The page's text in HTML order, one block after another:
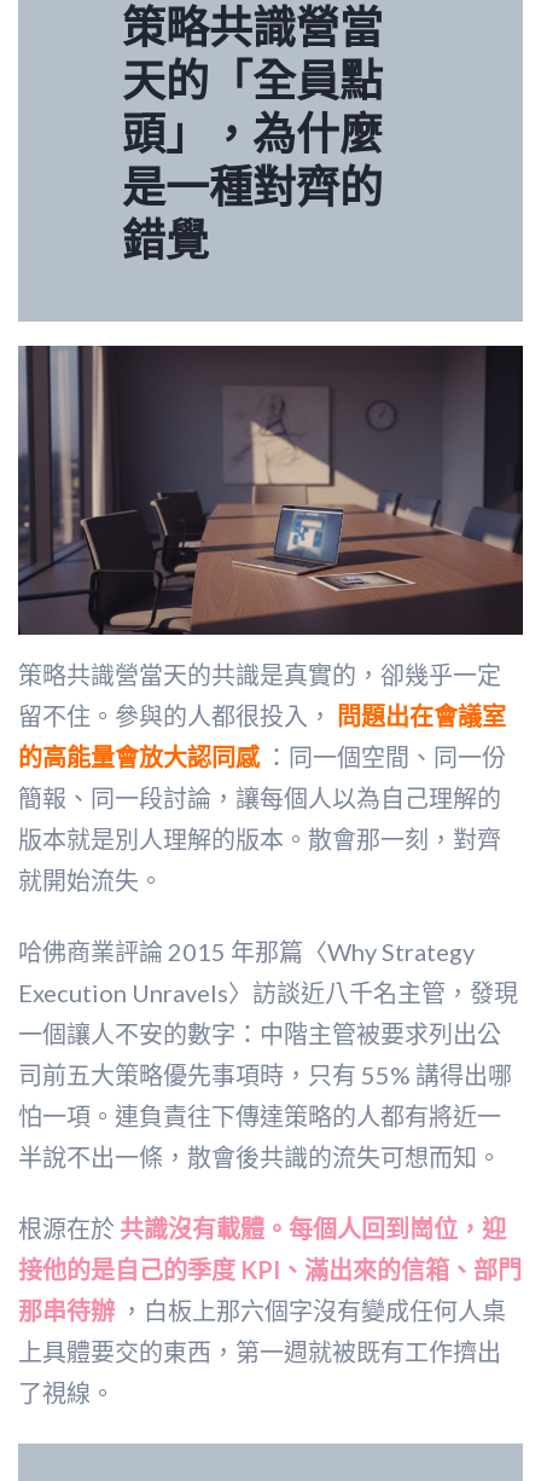
策略共識營當
天的「全員點
頭」，為什麼
是一種對齊的
錯覺
策略共識營當天的共識是真實的，卻幾乎一定
留不住。參與的人都很投入，
問題出在會議室
的高能量會放大認同感 ：同一個空間、同一份
簡報、同一段討論，讓每個人以為自己理解的
版本就是別人理解的版本。散會那一刻，對齊
就開始流失。
哈佛商業評論 2015 年那篇〈Why Strategy
Execution Unravels〉訪談近八千名主管，發現
一個讓人不安的數字：中階主管被要求列出公
司前五大策略優先事項時，只有 55% 講得出哪
怕一項。連負責往下傳達策略的人都有將近一
半說不出一條，散會後共識的流失可想而知。
根源在於 共識沒有載體。每個人回到崗位，迎
接他的是自己的季度 KPI、滿出來的信箱、部門
那串待辦 ，白板上那六個字沒有變成任何人桌
上具體要交的東西，第一週就被既有工作擠出
了視線。